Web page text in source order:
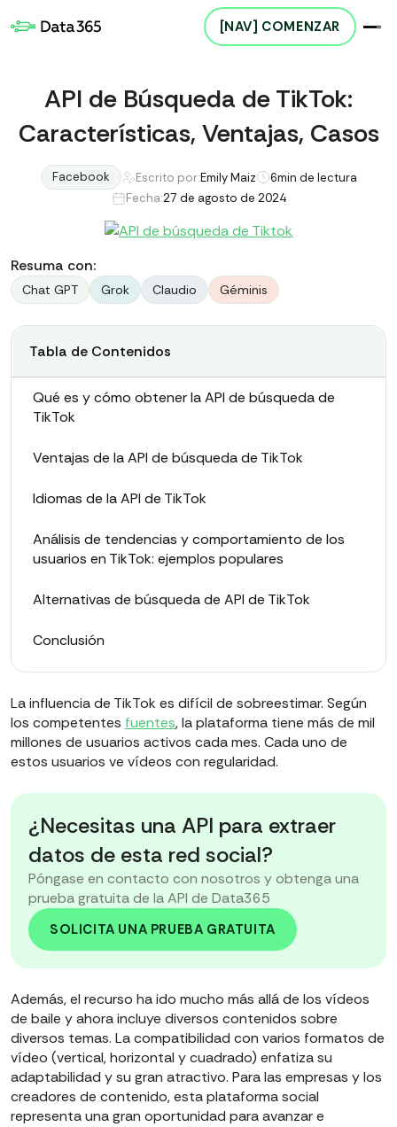
[NAV] COMENZAR
API de Búsqueda de TikTok:
Características, Ventajas, Casos
Facebook Escrito por:Emily Maiz 6min de lectura
Fecha:27 de agosto de 2024
Resuma con:
Chat GPT Grok Claudio Géminis
Tabla de Contenidos
Qué es y cómo obtener la API de búsqueda de
TikTok
Ventajas de la API de búsqueda de TikTok
Idiomas de la API de TikTok
Análisis de tendencias y comportamiento de los
usuarios en TikTok: ejemplos populares
Alternativas de búsqueda de API de TikTok
Conclusión
La influencia de TikTok es difícil de sobreestimar. Según
los competentes fuentes, la plataforma tiene más de mil
millones de usuarios activos cada mes. Cada uno de
estos usuarios ve vídeos con regularidad.
¿Necesitas una API para extraer
datos de esta red social?
Póngase en contacto con nosotros y obtenga una
prueba gratuita de la API de Data365
SOLICITA UNA PRUEBA GRATUITA
Además, el recurso ha ido mucho más allá de los vídeos
de baile y ahora incluye diversos contenidos sobre
diversos temas. La compatibilidad con varios formatos de
vídeo (vertical, horizontal y cuadrado) enfatiza su
adaptabilidad y su gran atractivo. Para las empresas y los
creadores de contenido, esta plataforma social
representa una gran oportunidad para avanzar e